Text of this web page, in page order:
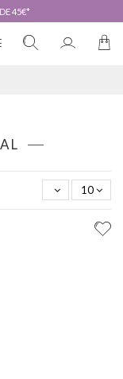
45€*
10